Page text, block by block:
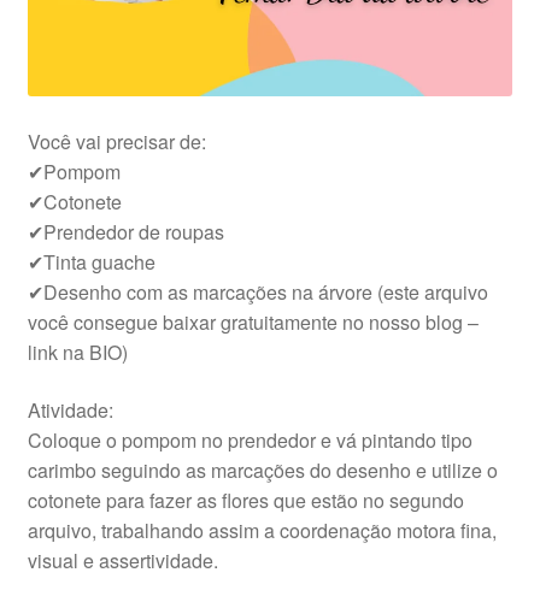
Você vai precisar de:
✔Pompom
✔Cotonete
✔Prendedor de roupas
✔Tinta guache
✔Desenho com as marcações na árvore (este arquivo
você consegue baixar gratuitamente no nosso blog –
link na BIO)
Atividade:
Coloque o pompom no prendedor e vá pintando tipo
carimbo seguindo as marcações do desenho e utilize o
cotonete para fazer as flores que estão no segundo
arquivo, trabalhando assim a coordenação motora fina,
visual e assertividade.